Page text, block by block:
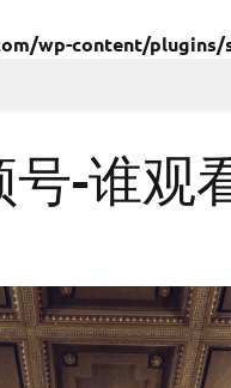
wp-content/plugins/
号-谁观